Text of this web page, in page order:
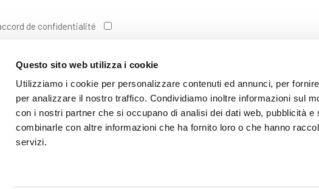
Questo sito web utilizza i cookie
Utilizziamo i cookie per personalizzare contenuti ed annunci, per
per analizzare il nostro traffico. Condividiamo inoltre informazioni sul
con i nostri partner che si occupano di analisi dei dati web, pubblicità e
combinarle con altre informazioni che ha fornito loro o che hanno
servizi.
de confidentialité